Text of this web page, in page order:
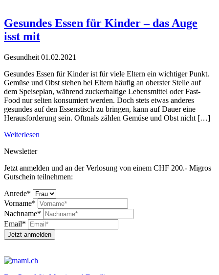
Gesundes Essen für Kinder – das Auge
isst mit
Gesundheit 01.02.2021
Gesundes Essen für Kinder ist für viele Eltern ein wichtiger Punkt.
Gemüse und Obst stehen bei Eltern häufig an oberster Stelle auf
dem Speiseplan, während zuckerhaltige Lebensmittel oder Fast-
Food nur selten konsumiert werden. Doch stets etwas anderes
gesundes auf den Essenstisch zu bringen, kann auf Dauer eine
Herausforderung sein. Oftmals zählen Gemüse und Obst nicht […]
Weiterlesen
Newsletter
Jetzt anmelden und an der Verlosung von einem CHF 200.- Migros
Gutschein teilnehmen:
Anrede*
Vorname*
Nachname*
Email*
Jetzt anmelden